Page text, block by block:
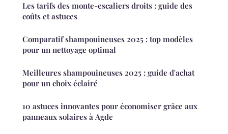
Les tarifs des monte-escaliers droits : guide des
coûts et astuces
Comparatif shampouineuses 2025 : top modèles
pour un nettoyage optimal
Meilleures shampouineuses 2025 : guide d'achat
pour un choix éclairé
10 astuces innovantes pour économiser grâce aux
panneaux solaires à Agde